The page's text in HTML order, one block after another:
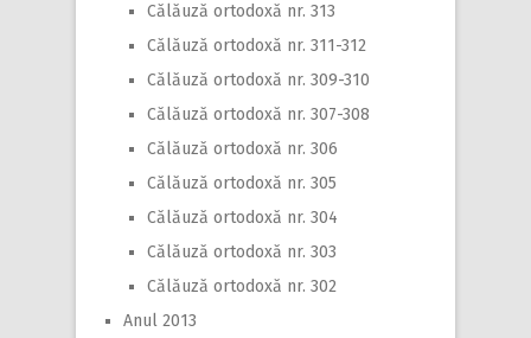
Călăuză ortodoxă nr. 313
Călăuză ortodoxă nr. 311-312
Călăuză ortodoxă nr. 309-310
Călăuză ortodoxă nr. 307-308
Călăuză ortodoxă nr. 306
Călăuză ortodoxă nr. 305
Călăuză ortodoxă nr. 304
Călăuză ortodoxă nr. 303
Călăuză ortodoxă nr. 302
Anul 2013